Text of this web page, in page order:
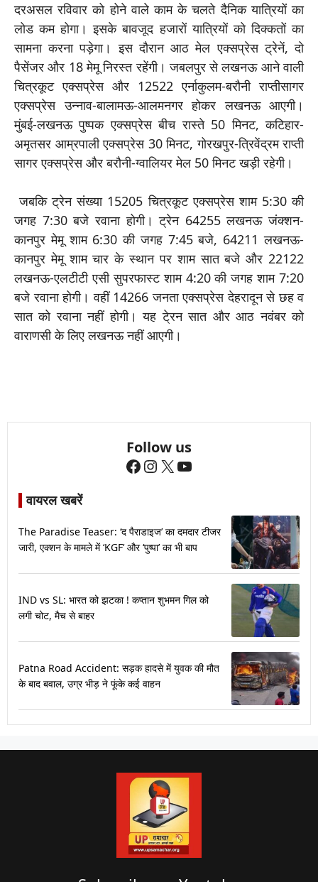
दरअसल रविवार को होने वाले काम के चलते दैनिक यात्रियों का
लोड कम होगा। इसके बावजूद हजारों यात्रियों को दिक्कतों का
सामना करना पड़ेगा। इस दौरान आठ मेल एक्सप्रेस ट्रेनें, दो
पैसेंजर और 18 मेमू निरस्त रहेंगी। जबलपुर से लखनऊ आने वाली
चित्रकूट एक्सप्रेस और 12522 एर्नाकुलम-बरौनी राप्तीसागर
एक्सप्रेस उन्नाव-बालामऊ-आलमनगर होकर लखनऊ आएगी।
मुंबई-लखनऊ पुष्पक एक्सप्रेस बीच रास्ते 50 मिनट, कटिहार-
अमृतसर आम्रपाली एक्सप्रेस 30 मिनट, गोरखपुर-त्रिवेंद्रम राप्ती
सागर एक्सप्रेस और बरौनी-ग्वालियर मेल 50 मिनट खड़ी रहेगी।
जबकि ट्रेन संख्या 15205 चित्रकूट एक्सप्रेस शाम 5:30 की
जगह 7:30 बजे रवाना होगी। ट्रेन 64255 लखनऊ जंक्शन-
कानपुर मेमू शाम 6:30 की जगह 7:45 बजे, 64211 लखनऊ-
कानपुर मेमू शाम चार के स्थान पर शाम सात बजे और 22122
लखनऊ-एलटीटी एसी सुपरफास्ट शाम 4:20 की जगह शाम 7:20
बजे रवाना होगी। वहीं 14266 जनता एक्सप्रेस देहरादून से छह व
सात को रवाना नहीं होगी। यह टे्रन सात और आठ नवंबर को
वाराणसी के लिए लखनऊ नहीं आएगी।
Follow us
Facebook
Instagram
X YouTube
वायरल खबरें
The Paradise Teaser: ‘द पैराडाइज’ का दमदार टीजर
जारी, एक्शन के मामले में ‘KGF’ और ‘पुष्पा’ का भी बाप
IND vs SL: भारत को झटका ! कप्तान शुभमन गिल को
लगी चोट, मैच से बाहर
Patna Road Accident: सड़क हादसे में युवक की मौत
के बाद बवाल, उग्र भीड़ ने फूंके कई वाहन